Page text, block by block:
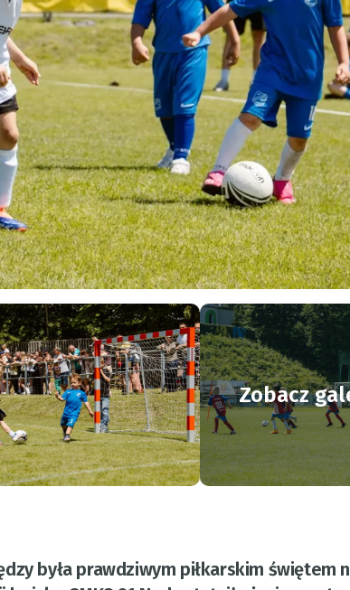
Zobacz
była prawdziwym piłkarskim świętem